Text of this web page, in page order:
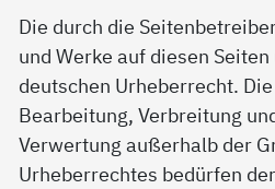
Die durch die
und Werke auf diesen
deutschen Urheberrecht.
Bearbeitung, Verbreitung
Verwertung außerhalb der
Urheberrechtes bedürfen